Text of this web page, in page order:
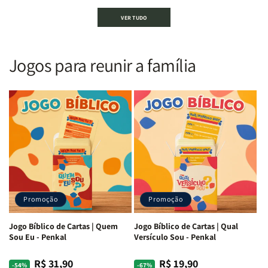
Almeida
Letra
Média
Full
Color
Brochura
Rei
Leão
Bíblia
Almeida
Letra
Média
&amp;
Full
Color
|
Brochura
|
Rei
Leão
Bíblia
PPM
|
|
Full
Color
Capa
Dura
Harpa
|
-
Cruz
Laranja
|
Full
Color
|
Capa
Dura
Harpa
|
-
Cruz
Laranja
VER TUDO
Jogos para reunir a família
Promoção
Jogo Bíblico de Cartas | Quem
Sou Eu - Penkal
-54% R$ 31,90
Promoção
Jogo Bíblico de Cartas | Qual
Versículo Sou - Penkal
-67% R$ 19,90